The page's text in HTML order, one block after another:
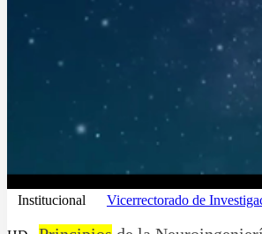
Institucional Vicerrectorado de